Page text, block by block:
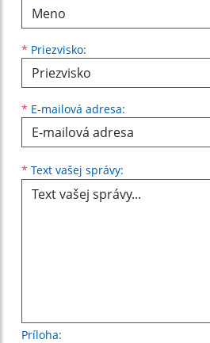
* Priezvisko:
* E-mailová adresa:
* Text vašej správy:
Príloha: